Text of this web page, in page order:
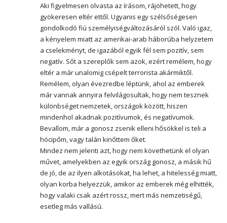
Aki figyelmesen olvasta az írásom, rájöhetett, hogy
gyökeresen eltér ettől. Ugyanis egy szélsőségesen
gondolkodó fiú személyiségváltozásáról szól. Való igaz,
a kényelem miatt az amerikai-arab háborúba helyzetem
a cselekményt, de igazából egyik fél sem pozitív, sem
negatív. Sőt a szereplők sem azok, ezért remélem, hogy
eltér a már unalomig csépelt terrorista akármiktől.
Remélem, olyan évezredbe léptünk, ahol az emberek
már vannak annyira felvilágosultak, hogy nem tesznek
különbséget nemzetek, országok között, hiszen
mindenhol akadnak pozitívumok, és negatívumok.
Bevallom, már a gonosz zsenik elleni hősökkel is teli a
hócipőm, vagy talán kinőttem őket.
Mindez nem jelenti azt, hogy nem követhetünk el olyan
művet, amelyekben az egyik ország gonosz, a másik hű
de jó, de az ilyen alkotásokat, ha lehet, a hitelesség miatt,
olyan korba helyezzük, amikor az emberek még elhitték,
hogy valaki csak azért rossz, mert más nemzetiségű,
esetleg más vallású.